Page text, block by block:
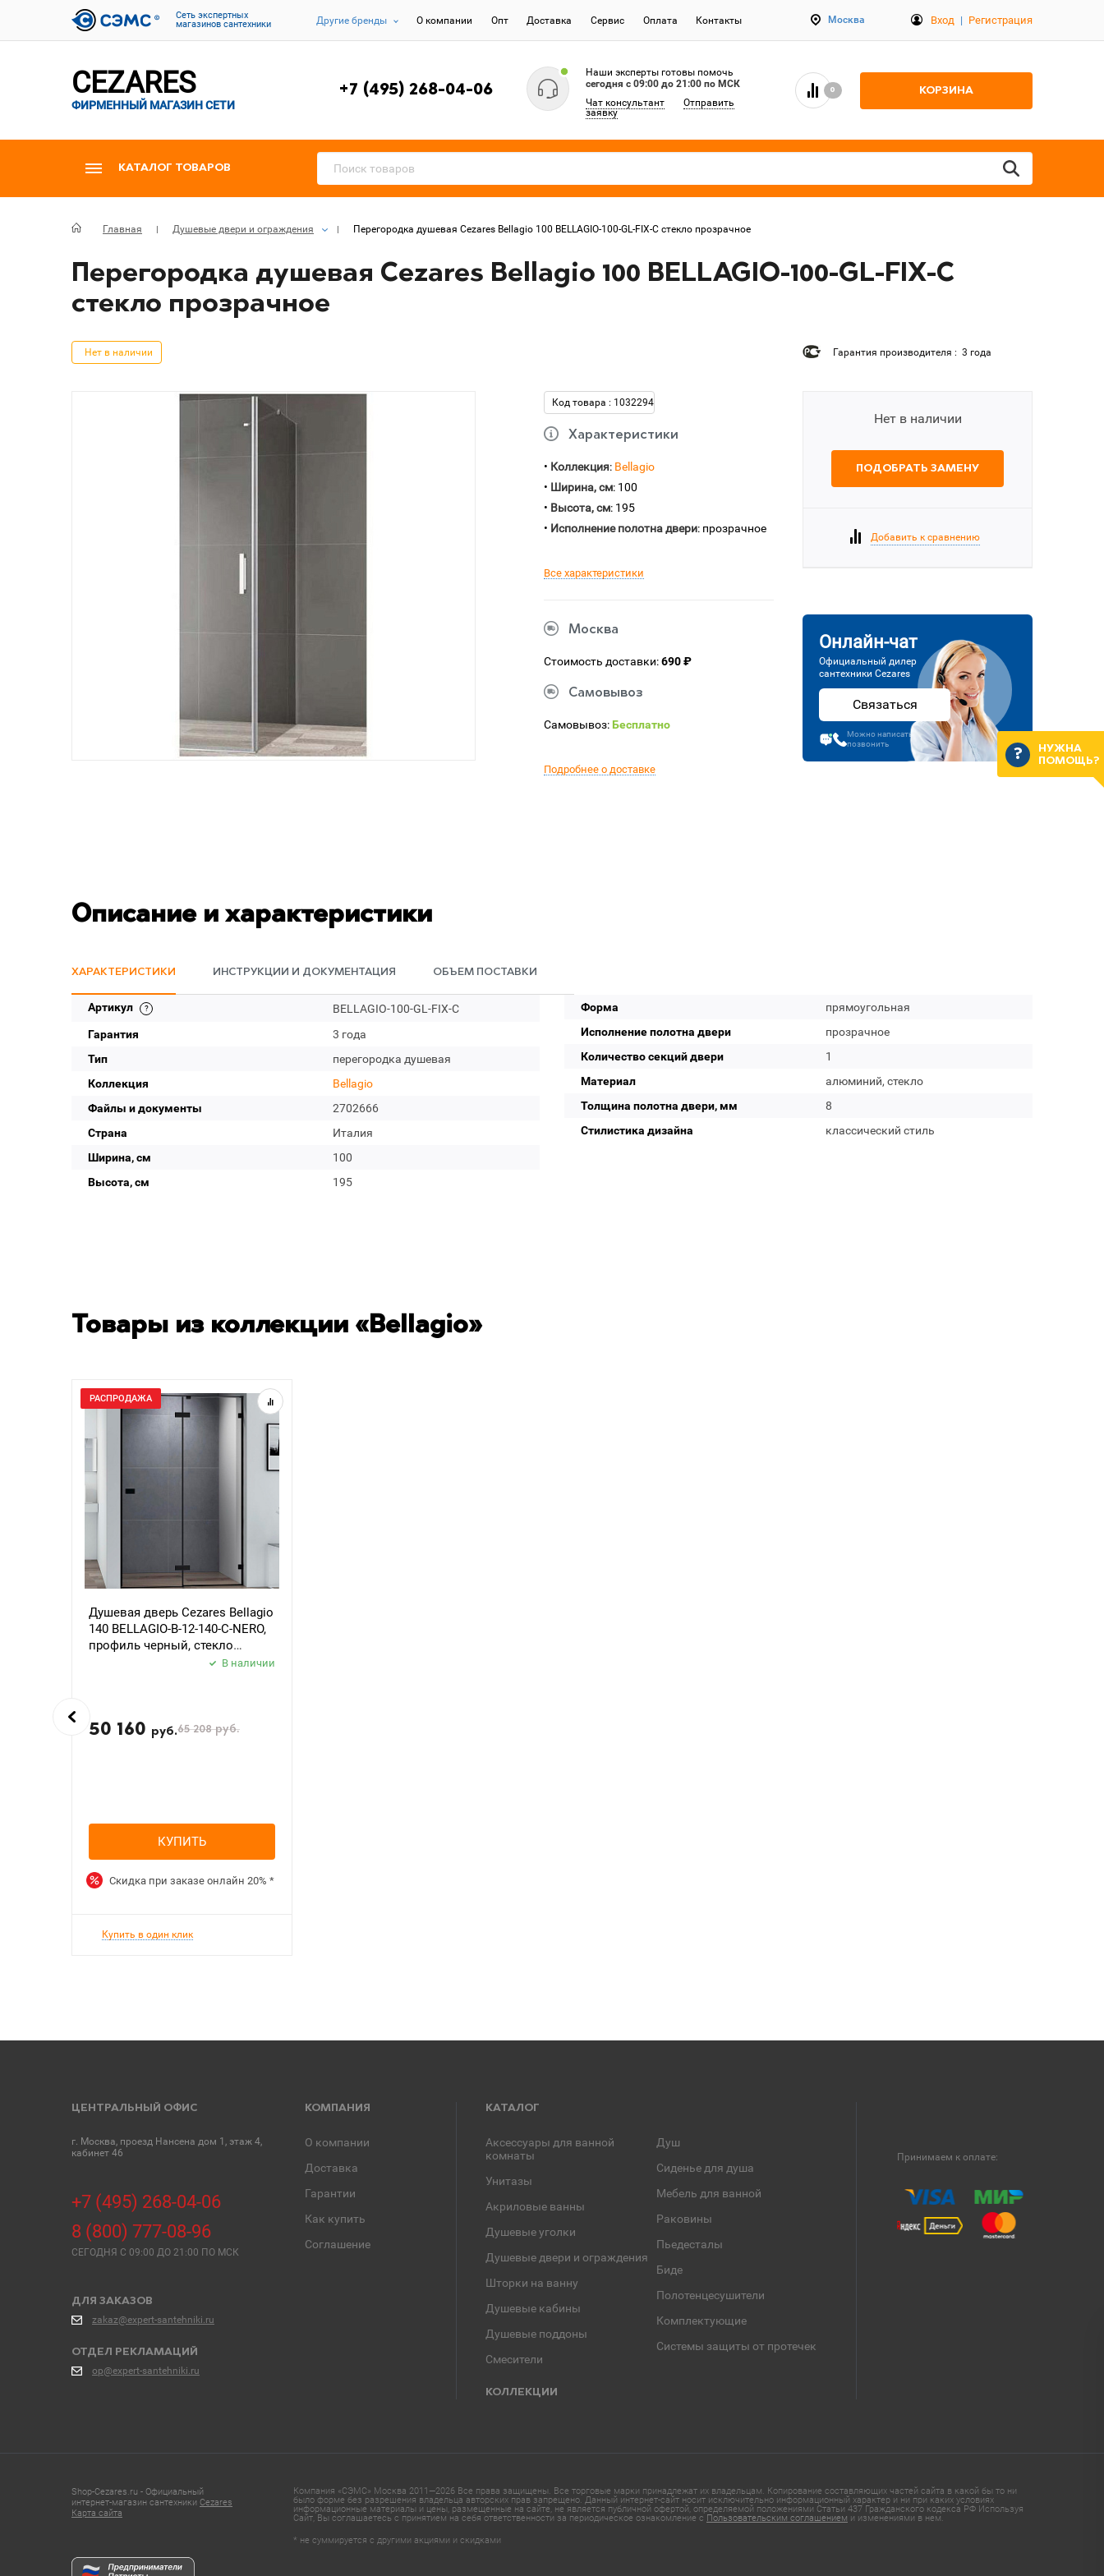
Cеть экспертных
магазинов сантехники
Другие бренды О компании Опт Доставка Сервис Оплата Контакты Москва Вход | Регистрация
CEZARES
ФИРМЕННЫЙ МАГАЗИН СЕТИ
+7 (495) 268-04-06
Наши эксперты готовы помочь
сегодня c 09:00 до 21:00 по МСК
Чат консультант
Отправить
заявку
0 КОРЗИНА
КАТАЛОГ ТОВАРОВ
Главная Душевые двери и ограждения Перегородка душевая Cezares Bellagio 100 BELLAGIO-100-GL-FIX-C стекло прозрачное
Перегородка душевая Cezares Bellagio 100 BELLAGIO-100-GL-FIX-C
стекло прозрачное
Нет в наличии Гарантия производителя : 3 года
Код товара : 1032294
Характеристики
• Коллекция: Bellagio
• Ширина, см: 100
• Высота, см: 195
• Исполнение полотна двери: прозрачное
Все характеристики
Москва
Стоимость доставки:690 ₽
Самовывоз
Самовывоз:Бесплатно
Подробнее о доставке
Нет в наличии
ПОДОБРАТЬ ЗАМЕНУ
Добавить к сравнению
Онлайн-чат
Официальный дилер
сантехники Cezares
Связаться
Можно написать или
позвонить
Описание и характеристики
ХАРАКТЕРИСТИКИ ИНСТРУКЦИИ И ДОКУМЕНТАЦИЯ ОБЪЕМ ПОСТАВКИ
Артикул
BELLAGIO-100-GL-FIX-C
Гарантия
3 года
Тип
перегородка душевая
Коллекция
Bellagio
Файлы и документы
2702666
Страна
Италия
Ширина, см
100
Высота, см
195
Форма
прямоугольная
Исполнение полотна двери
прозрачное
Количество секций двери
1
Материал
алюминий, стекло
Толщина полотна двери, мм
8
Стилистика дизайна
классический стиль
Товары из коллекции «Bellagio»
РАСПРОДАЖА
Душевая дверь Cezares Bellagio
140 BELLAGIO-B-12-140-C-NERO,
профиль черный, стекло
В наличии
50 160 руб.65 208руб.
КУПИТЬ
Скидка при заказе онлайн 20% *
Купить в один клик
ЦЕНТРАЛЬНЫЙ ОФИС
г. Москва, проезд Нансена дом 1, этаж 4,
кабинет 46
+7 (495) 268-04-06
8 (800) 777-08-96
СЕГОДНЯ C 09:00 ДО 21:00 ПО МСК
ДЛЯ ЗАКАЗОВ
zakaz@expert-santehniki.ru
ОТДЕЛ РЕКЛАМАЦИЙ
op@expert-santehniki.ru
КОМПАНИЯ
О компании
Доставка
Гарантии
Как купить
Соглашение
КАТАЛОГ
Аксессуары для ванной
комнаты
Унитазы
Акриловые ванны
Душевые уголки
Душевые двери и ограждения
Шторки на ванну
Душевые кабины
Душевые поддоны
Смесители
Душ
Сиденье для душа
Мебель для ванной
Раковины
Пьедесталы
Биде
Полотенцесушители
Комплектующие
Системы защиты от протечек
КОЛЛЕКЦИИ
Принимаем к оплате:
Shop-Cezares.ru - Официальный
интернет-магазин сантехники Cezares
Карта сайта
Компания «СЭМС» Москва 2011—2026 Все права защищены. Все торговые марки принадлежат их владельцам. Копирование составляющих частей сайта в какой бы то ни
было форме без разрешения владельца авторских прав запрещено. Данный интернет-сайт носит исключительно информационный характер и ни при каких условиях
информационные материалы и цены, размещенные на сайте, не является публичной офертой, определяемой положениями Статьи 437 Гражданского кодекса РФ Используя
Сайт, Вы соглашаетесь с принятием на себя ответственности за периодическое ознакомление с Пользовательским соглашением и изменениями в нем.
* не суммируется с другими акциями и скидками
НУЖНА
ПОМОЩЬ?